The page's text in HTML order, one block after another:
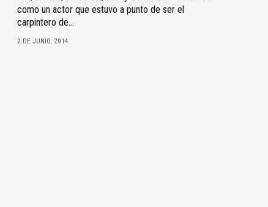
como un actor que estuvo a punto de ser el
carpintero de...
2 DE JUNIO, 2014